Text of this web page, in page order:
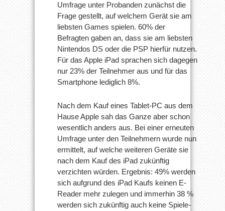
Umfrage unter Probanden zunächst die
Frage gestellt, auf welchem Gerät sie am
liebsten Games spielen. 60% der
Befragten gaben an, dass sie am liebsten
Nintendos DS oder die PSP hierfür nutzen.
Für das Apple iPad sprachen sich dagegen
nur 23% der Teilnehmer aus und für das
Smartphone lediglich 8%.
Nach dem Kauf eines Tablet-PC aus dem
Hause Apple sah das Ganze aber schon
wesentlich anders aus. Bei einer erneuten
Umfrage unter den Teilnehmern wurde nun
ermittelt, auf welche weiteren Geräte sie
nach dem Kauf des iPad zukünftig
verzichten würden. Ergebnis: 49% werden
sich aufgrund des iPad Kaufs keinen E-
Reader mehr zulegen und immerhin 38 %
werden sich zukünftig auch keine Spiele-